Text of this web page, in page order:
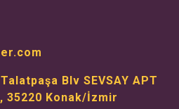
Blv SEVSAY APT
35220 Konak/İzmir